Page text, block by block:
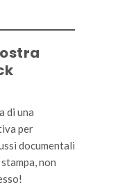
di una
per
documentali
non